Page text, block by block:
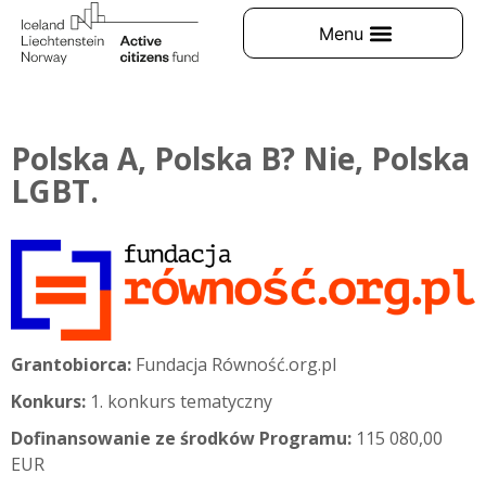
Polska A, Polska B? Nie, Polska
LGBT.
Grantobiorca: Fundacja Równość.org.pl
Konkurs: 1. konkurs tematyczny
Dofinansowanie ze środków Programu: 115 080,00
EUR